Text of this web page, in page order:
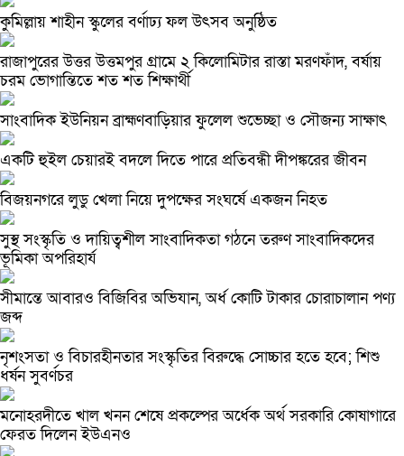
কুমিল্লায় শাহীন স্কুলের বর্ণাঢ্য ফল উৎসব অনুষ্ঠিত
রাজাপুরের উত্তর উত্তমপুর গ্রামে ২ কিলোমিটার রাস্তা মরণফাঁদ, বর্ষায়
চরম ভোগান্তিতে শত শত শিক্ষার্থী
সাংবাদিক ইউনিয়ন ব্রাহ্মণবাড়িয়ার ফুলেল শুভেচ্ছা ও সৌজন্য সাক্ষাৎ
একটি হুইল চেয়ারই বদলে দিতে পারে প্রতিবন্ধী দীপঙ্করের জীবন
বিজয়নগরে লুডু খেলা নিয়ে দুপক্ষের সংঘর্ষে একজন নিহত
সুস্থ সংস্কৃতি ও দায়িত্বশীল সাংবাদিকতা গঠনে তরুণ সাংবাদিকদের
ভূমিকা অপরিহার্য
সীমান্তে আবারও বিজিবির অভিযান, অর্ধ কোটি টাকার চোরাচালান পণ্য
জব্দ
নৃশংসতা ও বিচারহীনতার সংস্কৃতির বিরুদ্ধে সোচ্চার হতে হবে; শিশু
ধর্ষন সুবর্ণচর
মনোহরদীতে খাল খনন শেষে প্রকল্পের অর্ধেক অর্থ সরকারি কোষাগারে
ফেরত দিলেন ইউএনও